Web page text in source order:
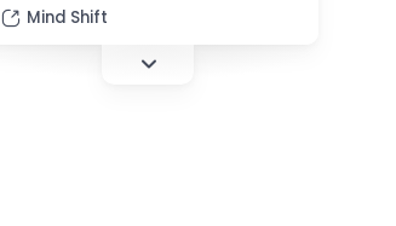
especially from marginalized
communities. Here are some
Mind Shift